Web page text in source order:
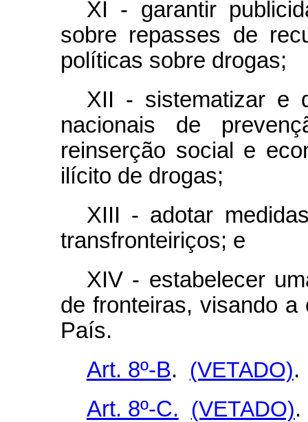
XI - garantir
sobre repasses de
políticas sobre drogas;
XII - sistematizar e
nacionais de
reinserção social e
ilícito de drogas;
XIII - adotar
transfronteiriços; e
XIV - estabelecer
de fronteiras, visando
País.
Art. 8º-B. (VETADO).
Art. 8º-C.
(VETADO).